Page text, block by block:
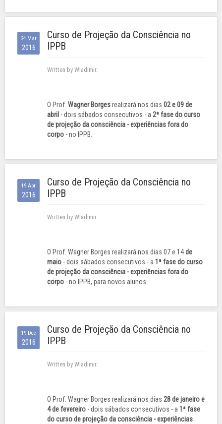
24 Mar
2016
Curso de Projeção da Consciência no
IPPB
Written by Wladimir.
O Prof. Wagner Borgesrealizará nos dias 02 e 09 de
abril - dois sábados consecutivos - a 2ª fase do curso
de projeção da consciência - experiências fora do
corpo - no IPPB.
19 Apr
2016
Curso de Projeção da Consciência no
IPPB
Written by Wladimir.
O Prof. Wagner Borges realizará nos dias 07 e 14de
maio - dois sábados consecutivos - a 1ª fase do curso
de projeção da consciência - experiências fora do
corpo - no IPPB, para novos alunos.
19 Dec
2016
Curso de Projeção da Consciência no
IPPB
Written by Wladimir.
O Prof. Wagner Borges realizará nos dias 28 de janeiro e
4 de fevereiro - dois sábados consecutivos - a 1ª fase
do curso de projeção da consciência - experiências